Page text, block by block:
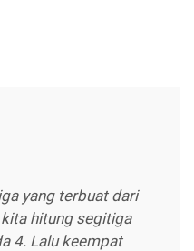
yang terbuat dari
hitung segitiga
4. Lalu keempat